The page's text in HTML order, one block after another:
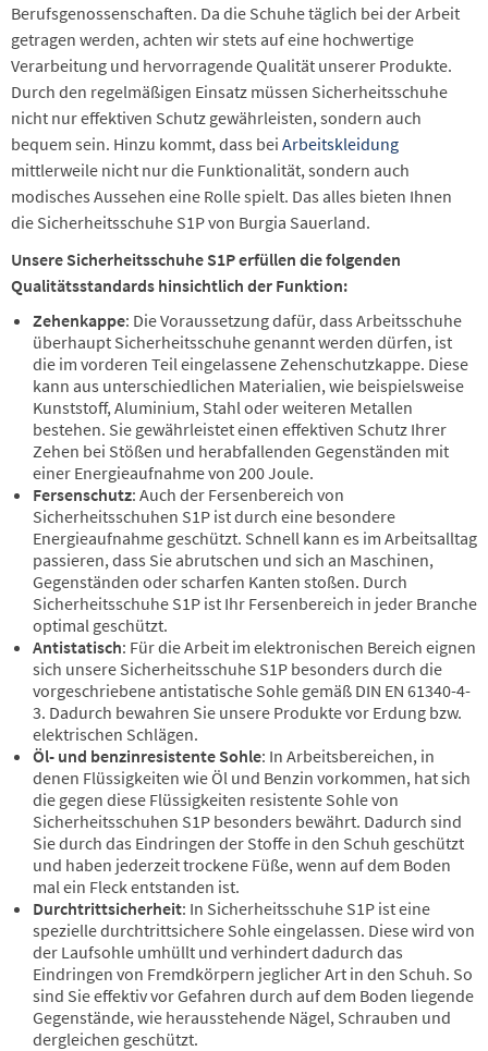
Berufsgenossenschaften. Da die Schuhe täglich bei der Arbeit
getragen werden, achten wir stets auf eine hochwertige
Verarbeitung und hervorragende Qualität unserer Produkte.
Durch den regelmäßigen Einsatz müssen Sicherheitsschuhe
nicht nur effektiven Schutz gewährleisten, sondern auch
bequem sein. Hinzu kommt, dass bei Arbeitskleidung
mittlerweile nicht nur die Funktionalität, sondern auch
modisches Aussehen eine Rolle spielt. Das alles bieten Ihnen
die Sicherheitsschuhe S1P von Burgia Sauerland.
Unsere Sicherheitsschuhe S1P erfüllen die folgenden
Qualitätsstandards hinsichtlich der Funktion:
Zehenkappe: Die Voraussetzung dafür, dass Arbeitsschuhe
überhaupt Sicherheitsschuhe genannt werden dürfen, ist
die im vorderen Teil eingelassene Zehenschutzkappe. Diese
kann aus unterschiedlichen Materialien, wie beispielsweise
Kunststoff, Aluminium, Stahl oder weiteren Metallen
bestehen. Sie gewährleistet einen effektiven Schutz Ihrer
Zehen bei Stößen und herabfallenden Gegenständen mit
einer Energieaufnahme von 200 Joule.
Fersenschutz: Auch der Fersenbereich von
Sicherheitsschuhen S1P ist durch eine besondere
Energieaufnahme geschützt. Schnell kann es im Arbeitsalltag
passieren, dass Sie abrutschen und sich an Maschinen,
Gegenständen oder scharfen Kanten stoßen. Durch
Sicherheitsschuhe S1P ist Ihr Fersenbereich in jeder Branche
optimal geschützt.
Antistatisch: Für die Arbeit im elektronischen Bereich eignen
sich unsere Sicherheitsschuhe S1P besonders durch die
vorgeschriebene antistatische Sohle gemäß DIN EN 61340-4-
3. Dadurch bewahren Sie unsere Produkte vor Erdung bzw.
elektrischen Schlägen.
Öl- und benzinresistente Sohle: In Arbeitsbereichen, in
denen Flüssigkeiten wie Öl und Benzin vorkommen, hat sich
die gegen diese Flüssigkeiten resistente Sohle von
Sicherheitsschuhen S1P besonders bewährt. Dadurch sind
Sie durch das Eindringen der Stoffe in den Schuh geschützt
und haben jederzeit trockene Füße, wenn auf dem Boden
mal ein Fleck entstanden ist.
Durchtrittsicherheit: In Sicherheitsschuhe S1P ist eine
spezielle durchtrittsichere Sohle eingelassen. Diese wird von
der Laufsohle umhüllt und verhindert dadurch das
Eindringen von Fremdkörpern jeglicher Art in den Schuh. So
sind Sie effektiv vor Gefahren durch auf dem Boden liegende
Gegenstände, wie herausstehende Nägel, Schrauben und
dergleichen geschützt.